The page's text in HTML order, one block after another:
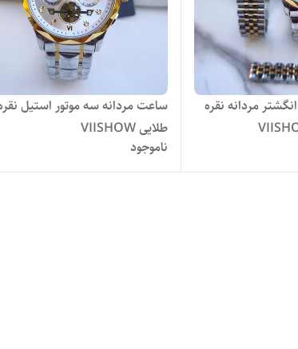
مردانه نقره
ساعت مردانه سه موتور استیل
طلایی VIISHOW
ناموجود